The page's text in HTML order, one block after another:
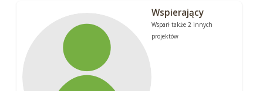
Wspierający
Wsparł także 2 innych
projektów